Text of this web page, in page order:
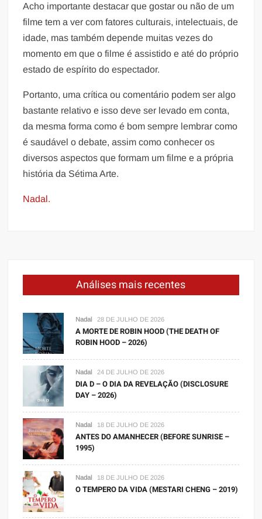
Acho importante destacar que gostar ou não de um
filme tem a ver com fatores culturais, intelectuais, de
idade, mas também depende muitas vezes do
momento em que o filme é assistido e até do próprio
estado de espírito do espectador.
Portanto, uma crítica ou comentário podem ser algo
bastante relativo e isso deve ser levado em conta,
da mesma forma como é bom sempre lembrar como
é saudável o debate, assim como conhecer os
diversos aspectos que formam um filme e a própria
história da Sétima Arte.
Nadal.
Análises mais recentes
Nadal 28 DE JULHO DE 2026
A MORTE DE ROBIN HOOD (THE DEATH OF
ROBIN HOOD – 2026)
Nadal 24 DE JULHO DE 2026
DIA D – O DIA DA REVELAÇÃO (DISCLOSURE
DAY – 2026)
Nadal 18 DE JULHO DE 2026
ANTES DO AMANHECER (BEFORE SUNRISE –
1995)
Nadal 18 DE JULHO DE 2026
O TEMPERO DA VIDA (MESTARI CHENG – 2019)